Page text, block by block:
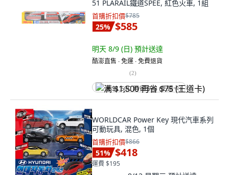
51 PLARAIL鐵道SPEE, 紅色火車, 1組
首購折扣價$785
25% $585
明天 8/9 (日) 預計送達
酷澎直售 ∙ 免運 ∙ 免費退貨
(2)
满 $1,500 再省 $75 (王道卡)
WORLDCAR Power Key 現代汽車系列
可動玩具, 混色, 1個
首購折扣價$866
51% $418
運費 $195